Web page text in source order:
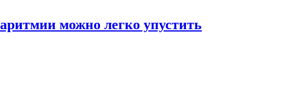
можно легко упустить